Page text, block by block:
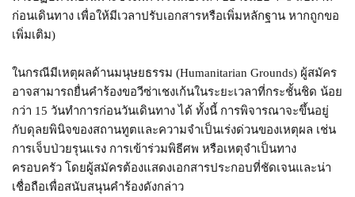
ก่อนเดินทาง เพื่อให้มีเวลาปรับเอกสารหรือเพิ่มหลักฐาน หากถูกขอ
เพิ่มเติม)
ในกรณีมีเหตุผลด้านมนุษยธรรม (Humanitarian Grounds) ผู้สมัคร
อาจสามารถยื่นคำร้องขอวีซ่าเชงเก้นในระยะเวลาที่กระชั้นชิด น้อย
กว่า 15 วันทำการก่อนวันเดินทาง ได้ ทั้งนี้ การพิจารณาจะขึ้นอยู่
กับดุลยพินิจของสถานทูตและความจำเป็นเร่งด่วนของเหตุผล เช่น
การเจ็บป่วยรุนแรง การเข้าร่วมพิธีศพ หรือเหตุจำเป็นทาง
ครอบครัว โดยผู้สมัครต้องแสดงเอกสารประกอบที่ชัดเจนและน่า
เชื่อถือเพื่อสนับสนุนคำร้องดังกล่าว